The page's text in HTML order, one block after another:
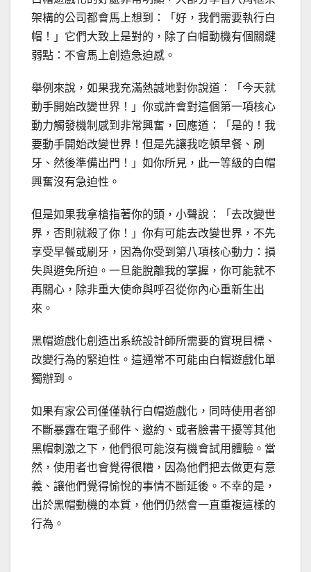
架構的公司都會馬上想到：「好，我們需要執行白
帽！」它們大致上是對的，除了白帽動機有個關鍵
弱點：不會馬上創造急迫感。
舉例來說，如果我充滿熱誠地對你說道：「今天就
動手開始改變世界！」你或許會對這個第一項核心
動力觸發機制感到非常興奮，回應道：「是的！我
要動手開始改變世界！但是先讓我吃頓早餐、刷
牙、然後準備出門！」如你所見，此一等級的白帽
興奮沒有急迫性。
但是如果我拿槍指著你的頭，小聲說：「去改變世
界，否則就殺了你！」你有可能去改變世界，不先
享受早餐或刷牙，因為你受到第八項核心動力：損
失與避免所迫。一旦能脫離我的掌握，你可能就不
再關心，除非重大使命與呼召從你內心重新生出
來。
黑帽遊戲化創造出系統設計師所需要的實現目標、
改變行為的緊迫性。這通常不可能由白帽遊戲化單
獨辦到。
如果有家公司僅僅執行白帽遊戲化，同時使用者卻
不斷暴露在電子郵件、邀約、或者臉書干擾等其他
黑帽刺激之下，他們很可能沒有機會試用體驗。當
然，使用者也會覺得很糟，因為他們把去做更有意
義、讓他們覺得愉悅的事情不斷延後。不幸的是，
出於黑帽動機的本質，他們仍然會一直重複這樣的
行為。